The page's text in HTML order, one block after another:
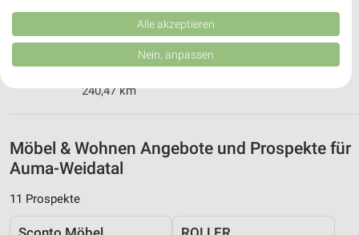
❯
Martin-Luther-Straße 42
08525 Plauen
Heute 10:00 - 18:30 Uhr | Geöffnet
240,47 km
Möbel & Wohnen Angebote und Prospekte für
Auma-Weidatal
11 Prospekte
Kombinationen von Daten aus verschiedenen Quellen. Entwicklung und
Verbesserung der Angebote. Verwendung reduzierter Daten zur Auswahl
von Inhalten.
Daten können außerhalb der Europäischen Union weitergegeben und in die
USA gesendet werden.
Website/App.
IAB-Verarbeitungszwecke:
Speichern von oder Zugriff auf Informationen
auf einem Endgerät
Verwendung reduzierter Daten zur Auswahl von
Alle akzeptieren
Nein, anpassen